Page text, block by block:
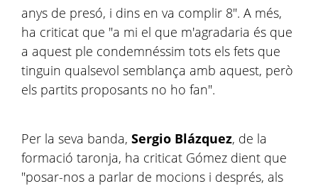
anys de presó, i dins en va complir 8". A més,
ha criticat que "a mi el que m'agradaria és que
a aquest ple condemnéssim tots els fets que
tinguin qualsevol semblança amb aquest, però
els partits proposants no ho fan".
Per la seva banda, Sergio Blázquez, de la
formació taronja, ha criticat Gómez dient que
"posar-nos a parlar de mocions i després, als